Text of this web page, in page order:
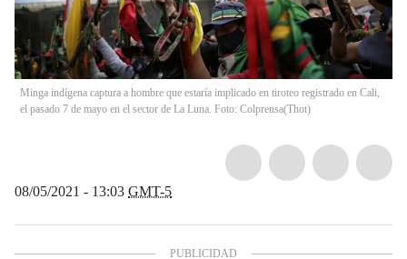
Minga indígena captura a hombre que estaría implicado en tiroteo registrado en Cali,
el pasado 7 de mayo en el sector de La Luna. Foto: Colprensa(Thot)
08/05/2021 - 13:03 GMT-5